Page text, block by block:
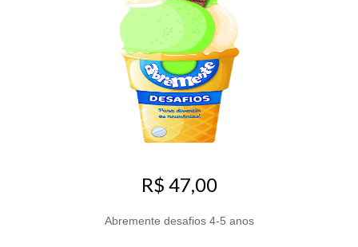
R$ 47,00
Abremente desafios 4-5 anos